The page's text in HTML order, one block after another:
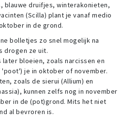
blauwe druifjes, winterakonieten,
(Scilla) plant je vanaf medio
in de grond.
bolletjes zo snel mogelijk na
drogen ze uit.
bloeien, zoals narcissen en
je in oktober of november.
zoals de sierui (Allium) en
kunnen zelfs nog in november
in de (pot)grond. Mits het niet
al bevroren is.